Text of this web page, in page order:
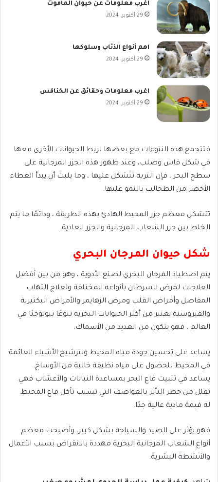
اغرب معلومات عن حيوان الماموث
29 أكتوبر، 2024
اهم أنواع الذئاب وسلوكها
29 أكتوبر، 2024
اغرب معلومات وحقائق عن الخنافس
29 أكتوبر، 2024
فتتجمع هذه النتوءات مع بعضها لربط الحيوانات الأخرى معها
في شكل قاس وصلب، وعند ظهور هذه الجزر المرجانية على
سطح البحر ، فإن التربة تتشكل عليها ، وما يلبث أن يبدأ الغطاء
الأخضر من الطحالب بالنمو عليها.
تتشكل معظم جزر المحيط الهادئ بهذه الطريقة ، ودائمًا ما يتم
الخلط بين جزر الشعاب المرجانية والجزر العادية.
شكل حيوان المرجان البحري
يتم اصطياد المرجان البخري لصنع الأدوية ، وهو من بين أفضل
العلاجات لمرض السرطان بأنواعه المختلفة ولعلاج التهاب
المفاصل وأمراض القلب ومرض الزهايمر والأمراض البكتيرية
والفيروسية يعتبر من أكثر الحيوانات البحرية تنوعًا بيولوجيًا في
العالم ، فهو يتكون من العديد من الأسماك.
يساعد على تحسين جودة مياه المحيط ولترشيح الأشياء العائمة
في المحيط للحصول على مياه نظيفة خالية من الأوساخ.
يساعد في تثبيت قاع البحر بمساعدة النباتات والأعشاب فهي
تقلل من خطر التأثر بالعواصف التي تسبب تآكل قاع المحيط.
له قيمة مادية عالية جدًا.
فهو يؤثر على الصيد والسياحة بشكل كبير، وأصبحت معظم
أنواع الشعاب المرجانية البحرية مهددة بالانقراض بسبب الأعمال
والأنشطة البشرية.